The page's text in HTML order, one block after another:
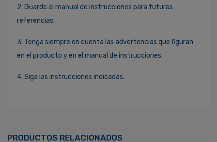
2. Guarde el manual de instrucciones para futuras
referencias.
3. Tenga siempre en cuenta las advertencias que figuran
en el producto y en el manual de instrucciones.
4. Siga las instrucciones indicadas.
PRODUCTOS RELACIONADOS